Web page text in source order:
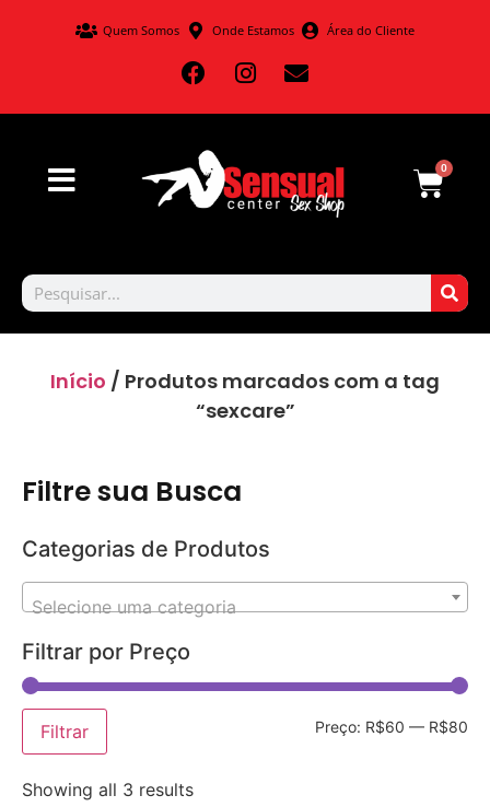
Quem Somos Onde Estamos Área do Cliente
0
Início / Produtos marcados com a tag
“sexcare”
Filtre sua Busca
Categorias de Produtos
Selecione uma categoria
Filtrar por Preço
Filtrar Preço: R$60 — R$80
Showing all 3 results